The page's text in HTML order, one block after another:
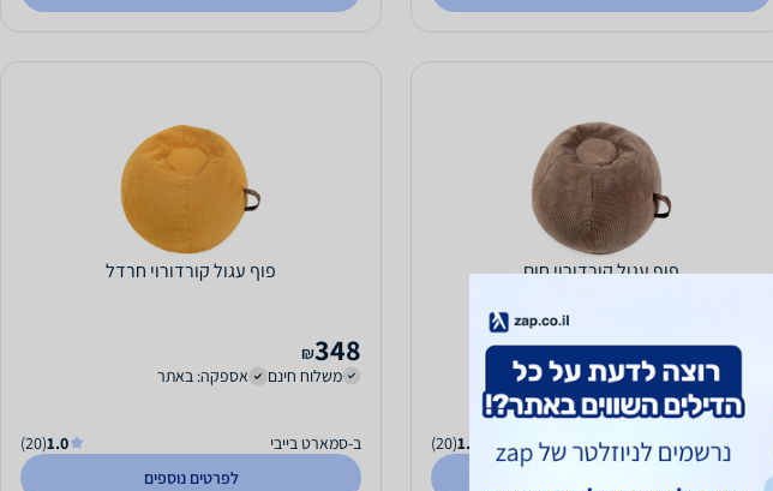
פוף עגול קורדורוי חום
348
₪
משלוח חינם
אספקה: באתר
ב-סמארט בייבי 1.0
(20)
פוף עגול קורדורוי חרדל
348
₪
משלוח חינם
אספקה: באתר
ב-סמארט בייבי 1.0
(20)
לפרטים נוספים